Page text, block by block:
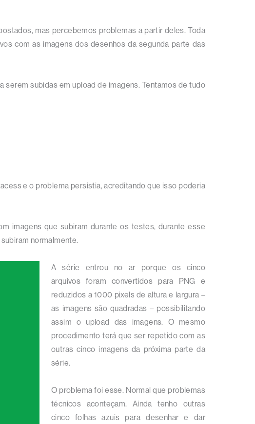
mas percebemos problemas a partir deles. Toda
com as imagens dos desenhos da segunda parte das
subidas em upload de imagens. Tentamos de tudo
e o problema persistia, acreditando que isso poderia
imagens que subiram durante os testes, durante esse
normalmente.
A série entrou no ar porque os cinco
arquivos foram convertidos para PNG e
reduzidos a 1000 pixels de altura e largura –
as imagens são quadradas – possibilitando
assim o upload das imagens. O mesmo
procedimento terá que ser repetido com as
outras cinco imagens da próxima parte da
série.
O problema foi esse. Normal que problemas
técnicos aconteçam. Ainda tenho outras
cinco folhas azuis para desenhar e dar